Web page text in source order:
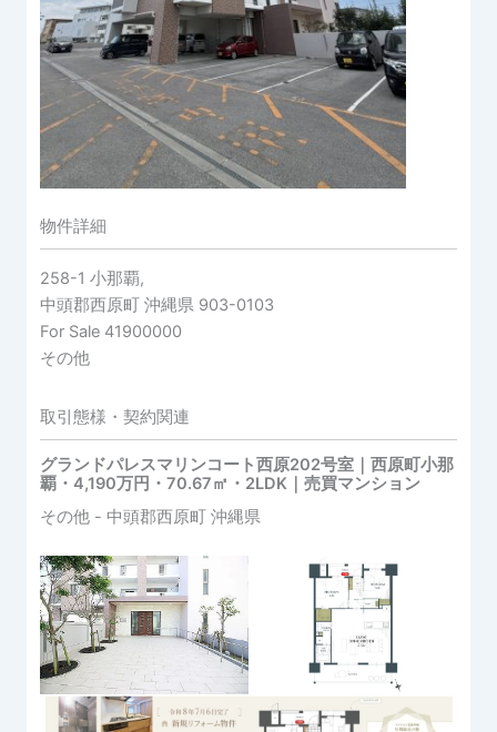
物件詳細
258-1 小那覇,
中頭郡西原町 沖縄県 903-0103
For Sale 41900000
その他
取引態様・契約関連
グランドパレスマリンコート西原202号室｜西原町小那
覇・4,190万円・70.67㎡・2LDK｜売買マンション
その他 - 中頭郡西原町 沖縄県